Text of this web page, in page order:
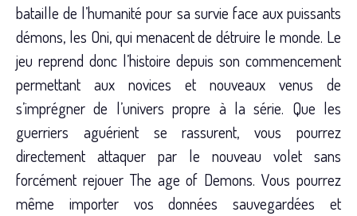
bataille de l’humanité pour sa survie face aux puissants
démons, les Oni, qui menacent de détruire le monde. Le
jeu reprend donc l’histoire depuis son commencement
permettant aux novices et nouveaux venus de
s’imprégner de l’univers propre à la série. Que les
guerriers aguérient se rassurent, vous pourrez
directement attaquer par le nouveau volet sans
forcément rejouer The age of Demons. Vous pourrez
même importer vos données sauvegardées et